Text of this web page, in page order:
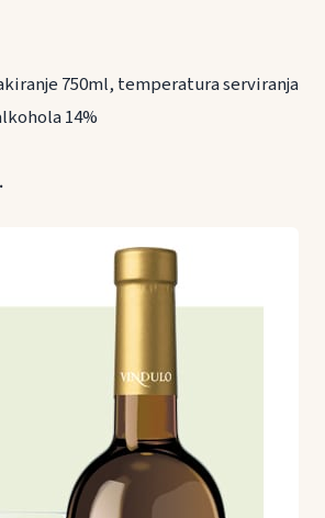
750ml, temperatura serviranja
14%